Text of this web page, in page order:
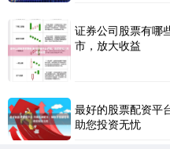
证券公司股票有哪
市，放大收益
最好的股票配资平
助您投资无忧